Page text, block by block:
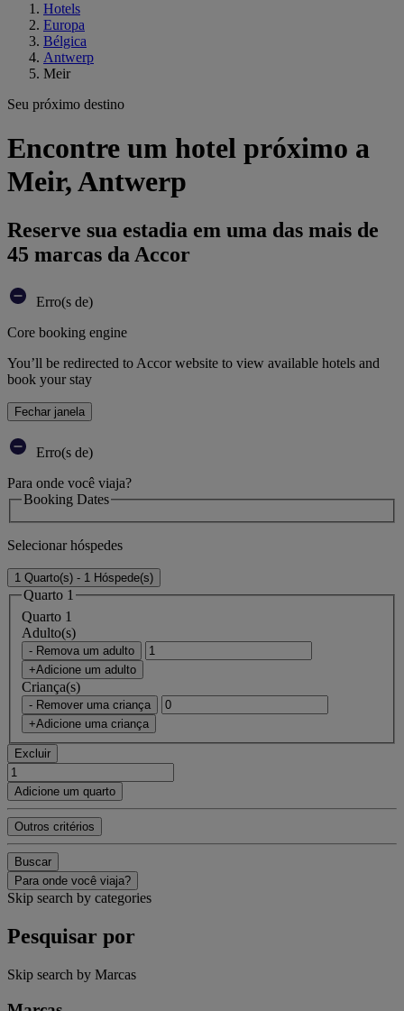
Hotels
Europa
Bélgica
Antwerp
Meir
Seu próximo destino
Encontre um hotel próximo a
Meir, Antwerp
Reserve sua estadia em uma das mais de
45 marcas da Accor
Erro(s de)
Core booking engine
You’ll be redirected to Accor website to view available hotels and
book your stay
Fechar janela
Erro(s de)
Para onde você viaja?
Booking Dates
Selecionar hóspedes
1 Quarto(s) - 1 Hóspede(s)
Quarto 1
Quarto 1
Adulto(s)
- Remova um adulto
+Adicione um adulto
Criança(s)
- Remover uma criança
+Adicione uma criança
Excluir
Adicione um quarto
Outros critérios
Buscar
Para onde você viaja?
Skip search by categories
Pesquisar por
Skip search by Marcas